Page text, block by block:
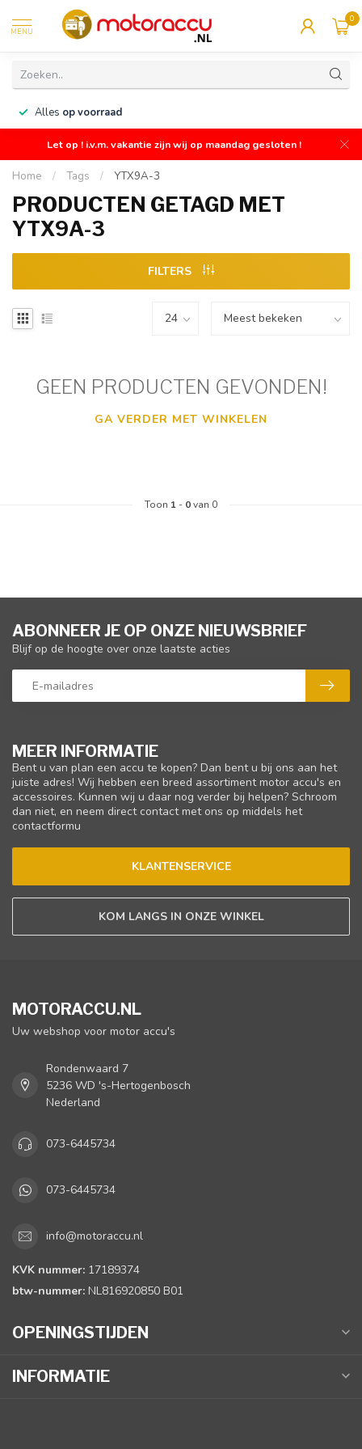
MENU
0
Alles op voorraad
Let op ! i.v.m. vakantie zijn wij op maandag gesloten !
Home / Tags / YTX9A-3
PRODUCTEN GETAGD MET
YTX9A-3
FILTERS
GEEN PRODUCTEN GEVONDEN!
GA VERDER MET WINKELEN
Toon 1 - 0van 0
MEER INFORMATIE
Bent u van plan een accu te kopen? Dan bent u bij ons aan het
juiste adres! Wij hebben een breed assortiment motor accu's en
accessoires. Kunnen wij u daar nog verder bij helpen? Schroom
dan niet, en neem direct contact met ons op middels het
contactformu
KLANTENSERVICE
KOM LANGS IN ONZE WINKEL
ABONNEER JE OP ONZE NIEUWSBRIEF
Blijf op de hoogte over onze laatste acties
MOTORACCU.NL
Uw webshop voor motor accu's
Rondenwaard 7
5236 WD 's-Hertogenbosch
Nederland
073-6445734
073-6445734
info@motoraccu.nl
KVK nummer: 17189374
btw-nummer: NL816920850 B01
OPENINGSTIJDEN
INFORMATIE